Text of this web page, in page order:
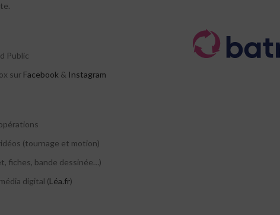
Public
sur Facebook & Instagram
(tournage et motion)
fiches, bande dessinée…)
digital (Léa.fr)